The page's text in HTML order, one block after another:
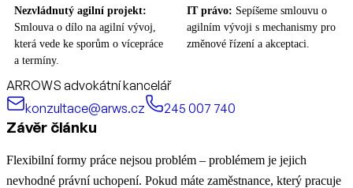
Nezvládnutý agilní projekt:
Smlouva o dílo na agilní vývoj,
která vede ke sporům o vícepráce
a termíny.
IT právo: Sepíšeme smlouvu o
agilním vývoji s mechanismy pro
změnové řízení a akceptaci.
ARROWS advokátní kancelář
konzultace@arws.cz
245 007 740
Závěr článku
Flexibilní formy práce nejsou problém – problémem je jejich
nevhodné právní uchopení. Pokud máte zaměstnance, který pracuje